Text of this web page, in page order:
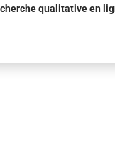
qualitative en